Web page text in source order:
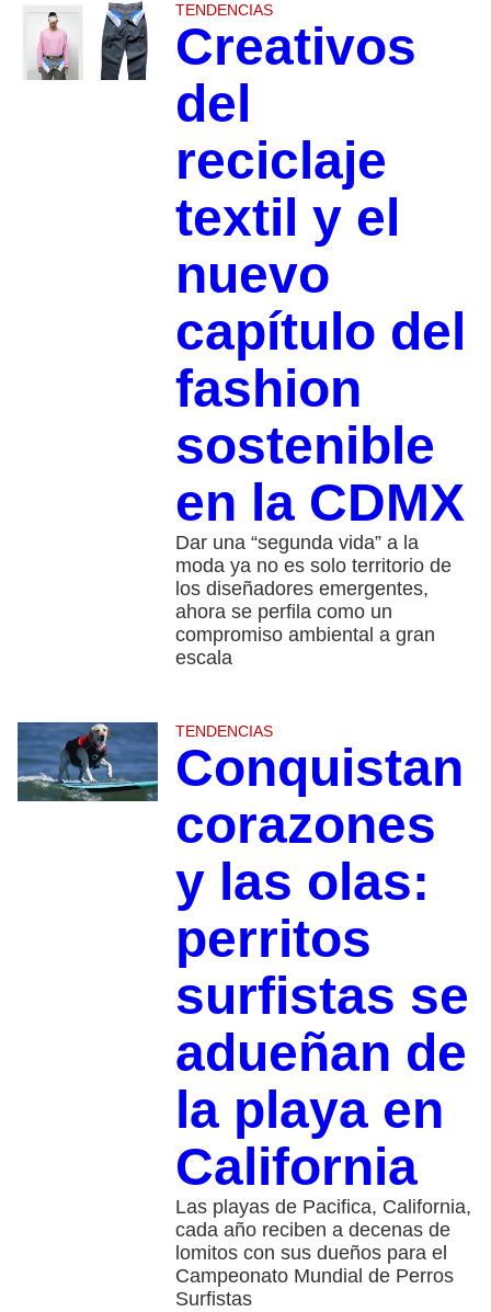
TENDENCIAS
Creativos
del
reciclaje
textil y el
nuevo
capítulo del
fashion
sostenible
en la CDMX
Dar una “segunda vida” a la
moda ya no es solo territorio de
los diseñadores emergentes,
ahora se perfila como un
compromiso ambiental a gran
escala
TENDENCIAS
Conquistan
corazones
y las olas:
perritos
surfistas se
adueñan de
la playa en
California
Las playas de Pacifica, California,
cada año reciben a decenas de
lomitos con sus dueños para el
Campeonato Mundial de Perros
Surfistas